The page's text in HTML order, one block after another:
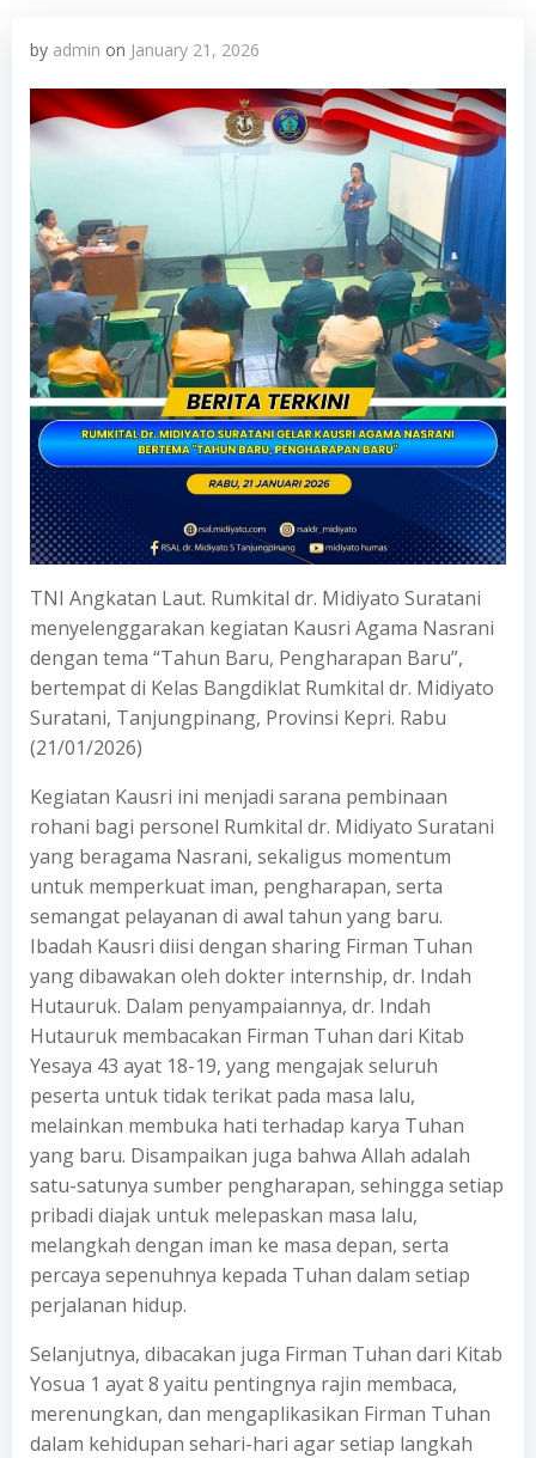
by admin on January 21, 2026
TNI Angkatan Laut. Rumkital dr. Midiyato Suratani
menyelenggarakan kegiatan Kausri Agama Nasrani
dengan tema “Tahun Baru, Pengharapan Baru”,
bertempat di Kelas Bangdiklat Rumkital dr. Midiyato
Suratani, Tanjungpinang, Provinsi Kepri. Rabu
(21/01/2026)
Kegiatan Kausri ini menjadi sarana pembinaan
rohani bagi personel Rumkital dr. Midiyato Suratani
yang beragama Nasrani, sekaligus momentum
untuk memperkuat iman, pengharapan, serta
semangat pelayanan di awal tahun yang baru.
Ibadah Kausri diisi dengan sharing Firman Tuhan
yang dibawakan oleh dokter internship, dr. Indah
Hutauruk. Dalam penyampaiannya, dr. Indah
Hutauruk membacakan Firman Tuhan dari Kitab
Yesaya 43 ayat 18-19, yang mengajak seluruh
peserta untuk tidak terikat pada masa lalu,
melainkan membuka hati terhadap karya Tuhan
yang baru. Disampaikan juga bahwa Allah adalah
satu-satunya sumber pengharapan, sehingga setiap
pribadi diajak untuk melepaskan masa lalu,
melangkah dengan iman ke masa depan, serta
percaya sepenuhnya kepada Tuhan dalam setiap
perjalanan hidup.
Selanjutnya, dibacakan juga Firman Tuhan dari Kitab
Yosua 1 ayat 8 yaitu pentingnya rajin membaca,
merenungkan, dan mengaplikasikan Firman Tuhan
dalam kehidupan sehari-hari agar setiap langkah